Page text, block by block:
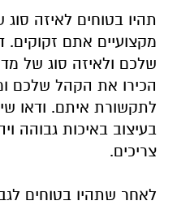
תהיו בטוחים לאיזה
מקצועיים אתם
שלכם ולאיזה סוג של
הכירו את הקהל שלכם
לתקשורת איתם. ודאו
בעיצוב באיכות גבוהה
צריכים.
לאחר שתהיו בטוחים